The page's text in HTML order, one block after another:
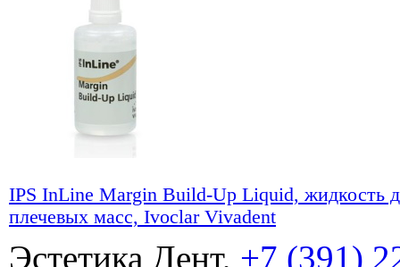
IPS InLine Margin Build-Up Liquid, жидкость
плечевых масс, Ivoclar Vivadent
Эстетика Дент, +7 (391)